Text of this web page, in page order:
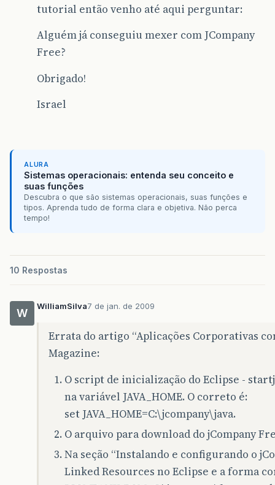
tutorial então venho até aqui perguntar:
Alguém já conseguiu mexer com JCompany
Free?
Obrigado!
Israel
ALURA
Sistemas operacionais: entenda seu conceito e
suas funções
Descubra o que são sistemas operacionais, suas funções e
tipos. Aprenda tudo de forma clara e objetiva. Não perca
tempo!
10 Respostas
W
WilliamSilva7 de jan. de 2009
Errata do artigo “Aplicações Corporativas
Magazine:
O script de inicialização do Eclipse -
na variável JAVA_HOME. O correto é:
set JAVA_HOME=C:\jcompany\java.
O arquivo para download do jCompany
Na seção “Instalando e configurando o
Linked Resources no Eclipse e a forma